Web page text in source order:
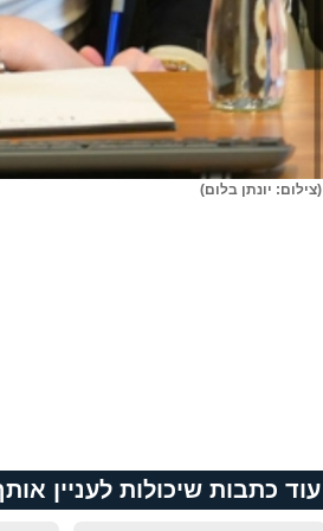
(צילום: יונתן בלום)
עוד כתבות שיכולות לעניין